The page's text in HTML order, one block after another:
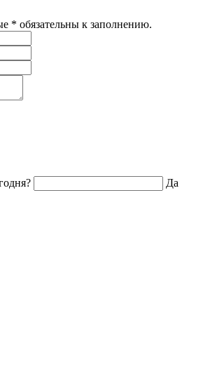
* обязательны к заполнению.
Да